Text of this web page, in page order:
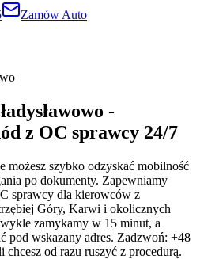
Zamów Auto
-
z OC sprawcy 24/7
możesz szybko odzyskać mobilność
po dokumenty. Zapewniamy
sprawcy dla kierowców z
Góry, Karwi i okolicznych
zamykamy w 15 minut, a
pod wskazany adres. Zadzwoń: +48
chcesz od razu ruszyć z procedurą.